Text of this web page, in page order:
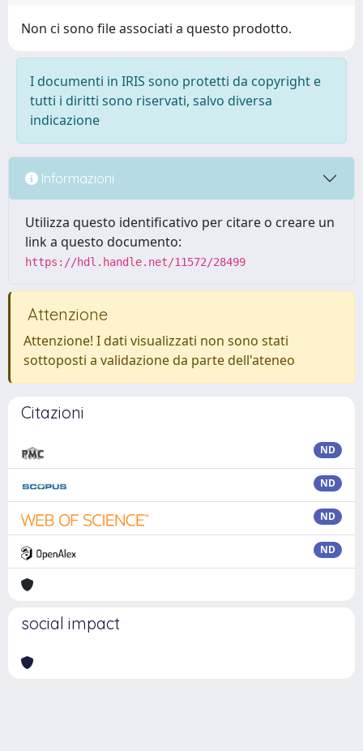
Non ci sono file associati a questo prodotto.
I documenti in IRIS sono protetti da copyright e
tutti i diritti sono riservati, salvo diversa
indicazione
Informazioni
Utilizza questo identificativo per citare o creare un
link a questo documento:
https://hdl.handle.net/11572/28499
Attenzione
Attenzione! I dati visualizzati non sono stati
sottoposti a validazione da parte dell'ateneo
Citazioni
ND
ND
ND
ND
social impact